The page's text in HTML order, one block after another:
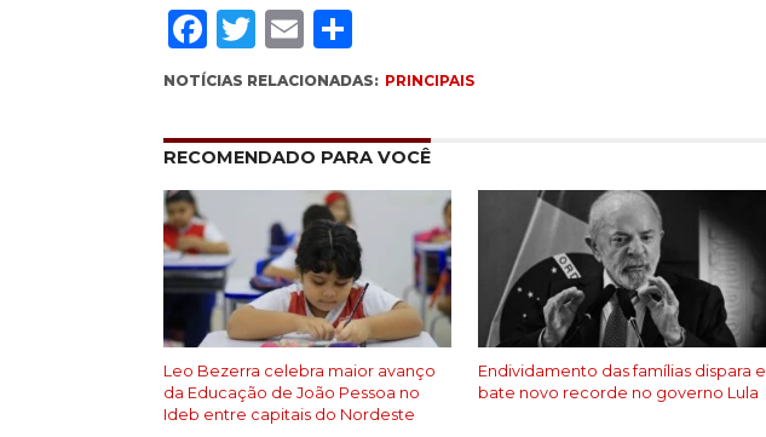
Facebook
Twitter
EmailCompartilhar
NOTÍCIAS RELACIONADAS: PRINCIPAIS
RECOMENDADO PARA VOCÊ
Leo Bezerra celebra maior avanço
da Educação de João Pessoa no
Ideb entre capitais do Nordeste
Endividamento das famílias dispara e
bate novo recorde no governo Lula